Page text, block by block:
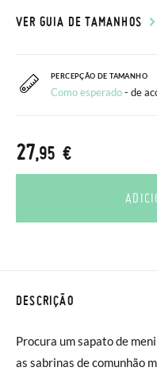
VER GUIA DE TAMANHOS
PERCEPÇÃO DE TAMANHO
Como esperado- de
27,95 €
DESCRIÇÃO
Procura um sapato de
as sabrinas de comunhão